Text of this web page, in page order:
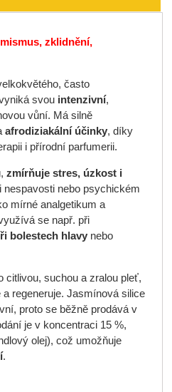
zklidnění,
, často
svou intenzivní,
vůní. Má silně
afrodiziakální účinky, díky
i přírodní parfumerii.
zmírňuje stres, úzkost i
nespavosti nebo psychickém
mírné analgetikum a
se např. při
bolestech hlavynebo
citlivou, suchou a zralou pleť,
a regeneruje. Jasmínová silice
proto se běžně prodává v
je v koncentraci 15 %,
olej), což umožňuje
.